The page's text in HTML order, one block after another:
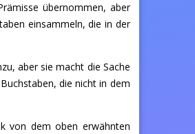
übernommen, aber
einsammeln, die in der
aber sie macht die Sache
die nicht in dem
von dem oben erwähnten